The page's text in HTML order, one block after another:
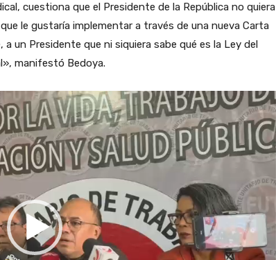
cuestiona que el Presidente de la República no quiera
le gustaría implementar a través de una nueva Carta
un Presidente que ni siquiera sabe qué es la Ley del
manifestó Bedoya.